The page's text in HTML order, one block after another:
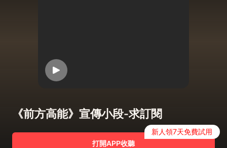
《前方高能》宣傳小段-求訂閱
打開APP收聽
新人領7天免費試用